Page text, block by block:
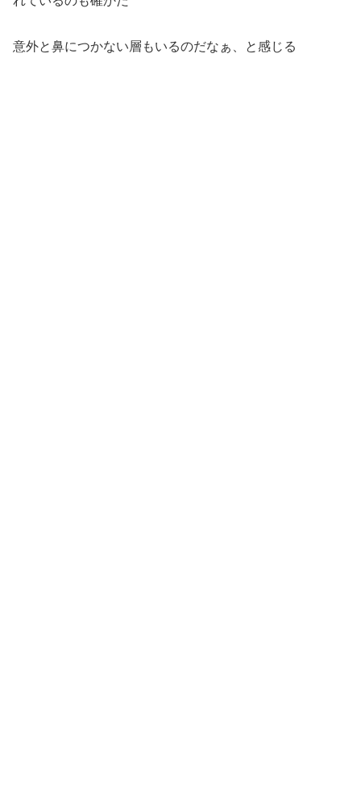
意外と鼻につかない層もいるのだなぁ、と感じる